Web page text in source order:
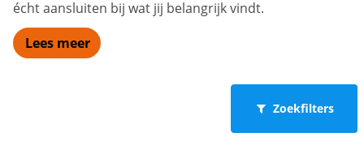
écht aansluiten bij wat jij belangrijk vindt.
Lees meer
Zoekfilters